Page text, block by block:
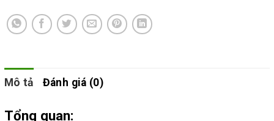
Mô tả Đánh giá (0)
Tổng quan: